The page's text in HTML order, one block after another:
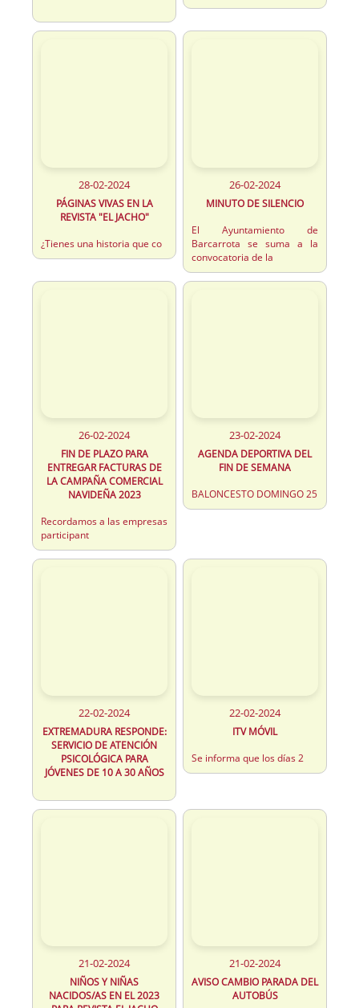
28-02-2024
PÁGINAS VIVAS EN LA
REVISTA "EL JACHO"
¿Tienes una historia que co
26-02-2024
MINUTO DE SILENCIO
El Ayuntamiento de
Barcarrota se suma a la
convocatoria de la
26-02-2024
FIN DE PLAZO PARA
ENTREGAR FACTURAS DE
LA CAMPAÑA COMERCIAL
NAVIDEÑA 2023
Recordamos a las empresas
participant
23-02-2024
AGENDA DEPORTIVA DEL
FIN DE SEMANA
BALONCESTO DOMINGO 25
22-02-2024
EXTREMADURA RESPONDE:
SERVICIO DE ATENCIÓN
PSICOLÓGICA PARA
JÓVENES DE 10 A 30 AÑOS
22-02-2024
ITV MÓVIL
Se informa que los días 2
21-02-2024
NIÑOS Y NIÑAS
NACIDOS/AS EN EL 2023
21-02-2024
AVISO CAMBIO PARADA DEL
AUTOBÚS